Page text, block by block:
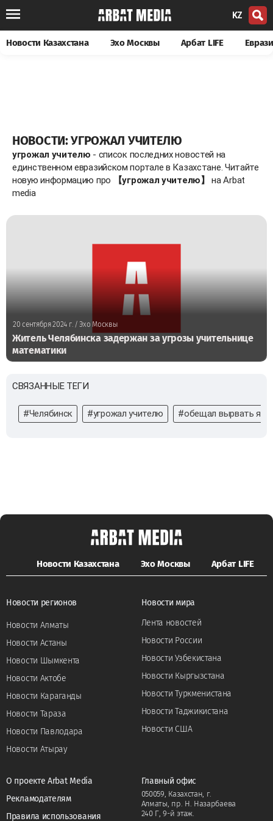
KZ
Новости Казахстана Эхо Москвы Арбат LIFE
НОВОСТИ: УГРОЖАЛ УЧИТЕЛЮ
угрожал учителю - список последних новостей на
единственном евразийском портале в Казахстане. Читайте
новую информацию про
【угрожал учителю】
на Arbat
media
20 сентября 2024 г./ Эхо Москвы
Житель Челябинска задержан за угрозы учительнице
математики
СВЯЗАННЫЕ ТЕГИ
#Челябинск #угрожал учителю #обещал вырвать
Новости Казахстана Эхо Москвы Арбат LIFE
Новости регионов
Новости Алматы
Новости Астаны
Новости Шымкента
Новости Актобе
Новости Караганды
Новости Тараза
Новости Павлодара
Новости Атырау
Новости мира
Лента новостей
Новости России
Новости Узбекистана
Новости Кыргызстана
Новости Туркменистана
Новости Таджикистана
Новости США
О проекте Arbat Media
Рекламодателям
Правила использования
Главный офис
050059, Казахстан, г.
Алматы, пр. Н. Назарбаева
240 Г, 9-й этаж.